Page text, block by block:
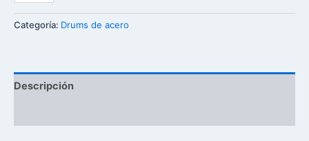
Categoría: Drums de acero
Descripción